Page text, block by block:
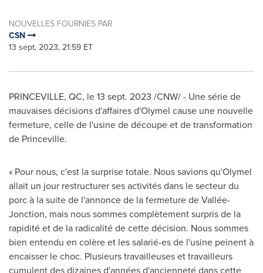
NOUVELLES FOURNIES PAR
CSN
13 sept, 2023, 21:59 ET
PRINCEVILLE, QC, le13 sept. 2023 /CNW/ - Une série de
mauvaises décisions d'affaires d'Olymel cause une nouvelle
fermeture, celle de l'usine de découpe et de transformation
de Princeville.
« Pour nous, c'est la surprise totale. Nous savions qu'Olymel
allait un jour restructurer ses activités dans le secteur du
porc à la suite de l'annonce de la fermeture de Vallée-
Jonction, mais nous sommes complètement surpris de la
rapidité et de la radicalité de cette décision. Nous sommes
bien entendu en colère et les salarié-es de l'usine peinent à
encaisser le choc. Plusieurs travailleuses et travailleurs
cumulent des dizaines d'années d'ancienneté dans cette